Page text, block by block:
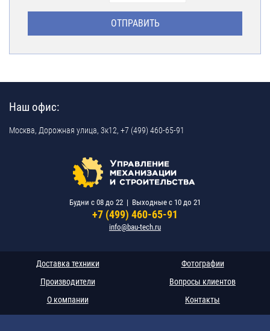
Наш офис:
Москва, Дорожная улица, 3к12, +7 (499) 460-65-91
Будни c 08 до 22 | Выходные c 10 до 21
+7 (499) 460-65-91
info@bau-tech.ru
Доставка техники
Фотографии
Производители
Вопросы клиентов
О компании
Контакты